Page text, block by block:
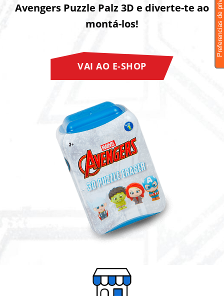
Avengers Puzzle Palz 3D e diverte-te ao
montá-los!
VAI AO E-SHOP